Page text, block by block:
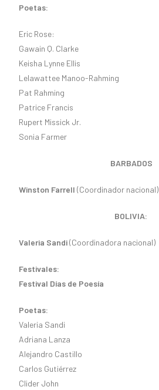
Poetas:
Eric Rose:
Gawain Q. Clarke
Keisha Lynne Ellis
Lelawattee Manoo-Rahming
Pat Rahming
Patrice Francis
Rupert Missick Jr.
Sonia Farmer
BARBADOS
Winston Farrell (Coordinador nacional)
BOLIVIA:
Valeria Sandi(Coordinadora nacional)
Festivales:
Festival Días de Poesía
Poetas:
Valeria Sandi
Adriana Lanza
Alejandro Castillo
Carlos Gutiérrez
Clider John